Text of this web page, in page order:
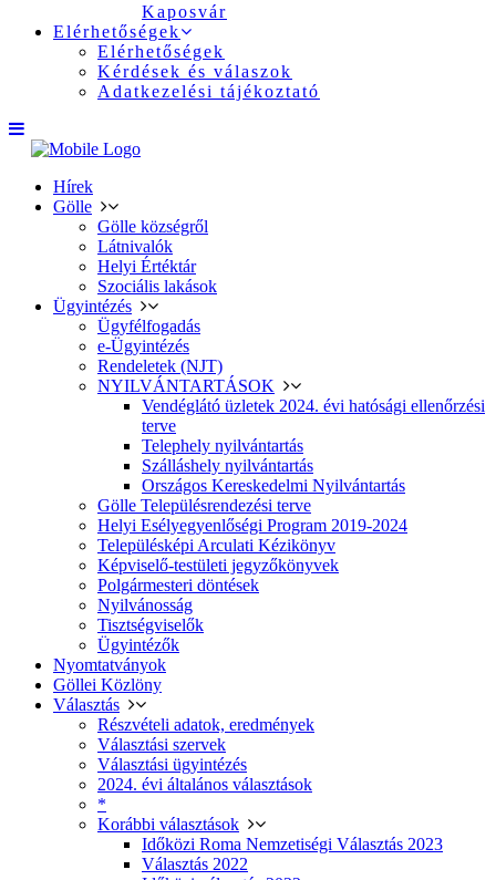
Kaposvár
Elérhetőségek
Elérhetőségek
Kérdések és válaszok
Adatkezelési tájékoztató
Hírek
Gölle
Gölle községről
Látnivalók
Helyi Értéktár
Szociális lakások
Ügyintézés
Ügyfélfogadás
e-Ügyintézés
Rendeletek (NJT)
NYILVÁNTARTÁSOK
Vendéglátó üzletek 2024. évi hatósági ellenőrzési
terve
Telephely nyilvántartás
Szálláshely nyilvántartás
Országos Kereskedelmi Nyilvántartás
Gölle Településrendezési terve
Helyi Esélyegyenlőségi Program 2019-2024
Településképi Arculati Kézikönyv
Képviselő-testületi jegyzőkönyvek
Polgármesteri döntések
Nyilvánosság
Tisztségviselők
Ügyintézők
Nyomtatványok
Göllei Közlöny
Választás
Részvételi adatok, eredmények
Választási szervek
Választási ügyintézés
2024. évi általános választások
*
Korábbi választások
Időközi Roma Nemzetiségi Választás 2023
Választás 2022